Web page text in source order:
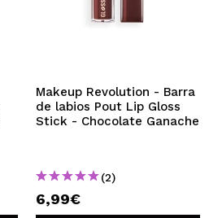
Makeup Revolution - Barra
de labios Pout Lip Gloss
Stick - Chocolate Ganache
(2)
6,99€